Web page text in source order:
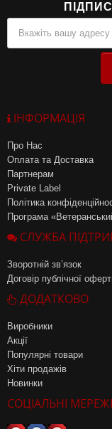
ІНФОРМАЦІЯ
Про Нас
Оплата та Доставка
Партнерам
Private Label
Політика
Програма
СЛУЖБА
Зворотній зв’язок
Договір публічної
ДОДАТКОВО
Виробники
Акції
Популярні товари
Хіти продажів
Новинки
СОЦІАЛЬНІ МЕРЕЖІ